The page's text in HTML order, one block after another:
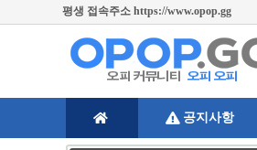
평생 접속주소 https://www.opop.gg
공지사항